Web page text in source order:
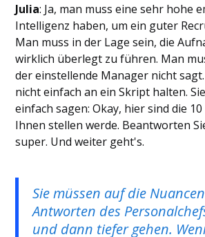
Julia: Ja, man muss eine sehr hohe
Intelligenz haben, um ein guter
Man muss in der Lage sein, die
wirklich überlegt zu führen. Man
der einstellende Manager nicht
nicht einfach an ein Skript halten.
einfach sagen: Okay, hier sind die
Ihnen stellen werde. Beantworten
super. Und weiter geht's.
Sie müssen auf die
Antworten des
und dann tiefer gehen.